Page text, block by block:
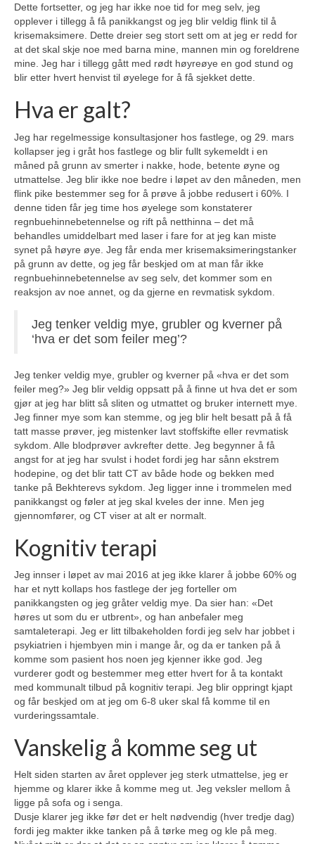
Dette fortsetter, og jeg har ikke noe tid for meg selv, jeg
opplever i tillegg å få panikkangst og jeg blir veldig flink til å
krisemaksimere. Dette dreier seg stort sett om at jeg er redd for
at det skal skje noe med barna mine, mannen min og foreldrene
mine. Jeg har i tillegg gått med rødt høyreøye en god stund og
blir etter hvert henvist til øyelege for å få sjekket dette.
Hva er galt?
Jeg har regelmessige konsultasjoner hos fastlege, og 29. mars
kollapser jeg i gråt hos fastlege og blir fullt sykemeldt i en
måned på grunn av smerter i nakke, hode, betente øyne og
utmattelse. Jeg blir ikke noe bedre i løpet av den måneden, men
flink pike bestemmer seg for å prøve å jobbe redusert i 60%. I
denne tiden får jeg time hos øyelege som konstaterer
regnbuehinnebetennelse og rift på netthinna – det må
behandles umiddelbart med laser i fare for at jeg kan miste
synet på høyre øye. Jeg får enda mer krisemaksimeringstanker
på grunn av dette, og jeg får beskjed om at man får ikke
regnbuehinnebetennelse av seg selv, det kommer som en
reaksjon av noe annet, og da gjerne en revmatisk sykdom.
Jeg tenker veldig mye, grubler og kverner på
‘hva er det som feiler meg’?
Jeg tenker veldig mye, grubler og kverner på «hva er det som
feiler meg?» Jeg blir veldig oppsatt på å finne ut hva det er som
gjør at jeg har blitt så sliten og utmattet og bruker internett mye.
Jeg finner mye som kan stemme, og jeg blir helt besatt på å få
tatt masse prøver, jeg mistenker lavt stoffskifte eller revmatisk
sykdom. Alle blodprøver avkrefter dette. Jeg begynner å få
angst for at jeg har svulst i hodet fordi jeg har sånn ekstrem
hodepine, og det blir tatt CT av både hode og bekken med
tanke på Bekhterevs sykdom. Jeg ligger inne i trommelen med
panikkangst og føler at jeg skal kveles der inne. Men jeg
gjennomfører, og CT viser at alt er normalt.
Kognitiv terapi
Jeg innser i løpet av mai 2016 at jeg ikke klarer å jobbe 60% og
har et nytt kollaps hos fastlege der jeg forteller om
panikkangsten og jeg gråter veldig mye. Da sier han: «Det
høres ut som du er utbrent», og han anbefaler meg
samtaleterapi. Jeg er litt tilbakeholden fordi jeg selv har jobbet i
psykiatrien i hjembyen min i mange år, og da er tanken på å
komme som pasient hos noen jeg kjenner ikke god. Jeg
vurderer godt og bestemmer meg etter hvert for å ta kontakt
med kommunalt tilbud på kognitiv terapi. Jeg blir oppringt kjapt
og får beskjed om at jeg om 6-8 uker skal få komme til en
vurderingssamtale.
Vanskelig å komme seg ut
Helt siden starten av året opplever jeg sterk utmattelse, jeg er
hjemme og klarer ikke å komme meg ut. Jeg veksler mellom å
ligge på sofa og i senga.
Dusje klarer jeg ikke før det er helt nødvendig (hver tredje dag)
fordi jeg makter ikke tanken på å tørke meg og kle på meg.